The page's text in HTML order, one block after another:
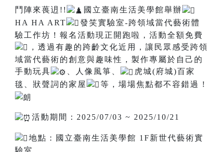
鬥陣來葨迌!!
國立臺南生活美學館舉辦
HA HA ART
發笑實驗室-跨領域當代藝術體
驗工作坊！報名活動現正開跑啦，活動全額免費
，透過有趣的跨齡文化近用，讓民眾感受跨領
域當代藝術的創意與趣味性，製作專屬於自己的
手動玩具
、人像風箏、
虎城(府城)百家
毯、狀聲詞的家屋
等，場場焦點都不容錯過 !
活動期間：2025/07/03 ~ 2025/10/21
地點：國立臺南生活美學館 1F新世代藝術實
驗室